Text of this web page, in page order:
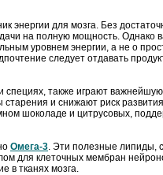
энергии для мозга. Без
на полную мощность. Однако
уровнем энергии, а не о
следует отдавать
также играют
и снижают риск
шоколаде и цитрусовых,
Омега-3. Эти полезные липиды,
для клеточных мембран
в тканях мозга.